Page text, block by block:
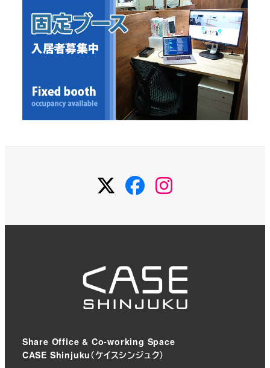
TwitterFacebook
Share Office & Co-working Space
CASE Shinjuku（ケイスシンジュク）